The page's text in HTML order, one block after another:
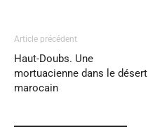
Article précédent
Haut-Doubs. Une
mortuacienne dans le désert
marocain